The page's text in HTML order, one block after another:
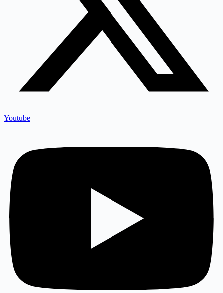
Youtube